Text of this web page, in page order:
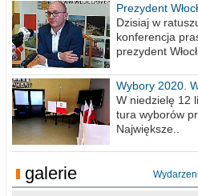
Prezydent
nie obrażajmy
Dzisiaj w
konferencja
prezydent
Wybory 2020.
procent
W niedzielę 12
tura wyborów
Największe..
galerie